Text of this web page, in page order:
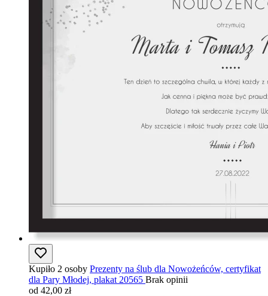
Kupiło 2 osoby Prezenty na ślub dla Nowożeńców, certyfikat
dla Pary Młodej, plakat 20565 Brak opinii
od 42,00 zł